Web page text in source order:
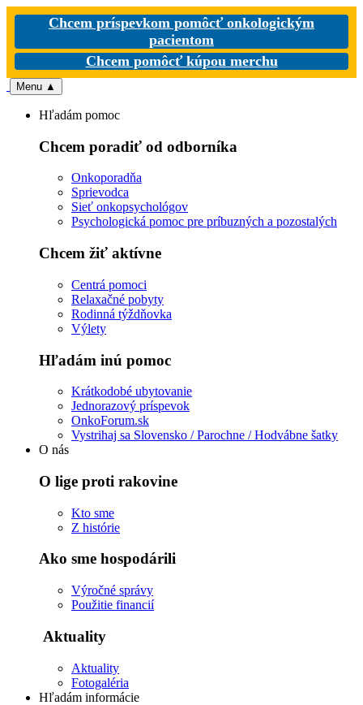
Chcem príspevkom pomôcť onkologickým
pacientom
Chcem pomôcť kúpou merchu
Menu ▲
Hľadám pomoc
Chcem poradiť od odborníka
Onkoporadňa
Sprievodca
Sieť onkopsychológov
Psychologická pomoc pre príbuzných a pozostalých
Chcem žiť aktívne
Centrá pomoci
Relaxačné pobyty
Rodinná týždňovka
Výlety
Hľadám inú pomoc
Krátkodobé ubytovanie
Jednorazový príspevok
OnkoForum.sk
Vystrihaj sa Slovensko / Parochne / Hodvábne šatky
O nás
O lige proti rakovine
Kto sme
Z histórie
Ako sme hospodárili
Výročné správy
Použitie financií
Aktuality
Aktuality
Fotogaléria
Hľadám informácie